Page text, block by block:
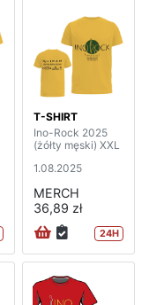
T-SHIRT
Ino-Rock 2025
(żółty męski) XXL
1.08.2025
MERCH
36,89 zł
24H